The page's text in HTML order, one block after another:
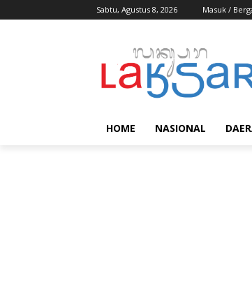
Sabtu, Agustus 8, 2026 Masuk /
HOME NASIONAL